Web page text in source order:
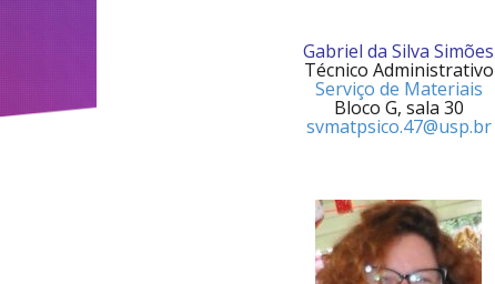
Gabriel da Silva Simões
Técnico Administrativo
Serviço de Materiais
Bloco G, sala 30
svmatpsico.47@usp.br